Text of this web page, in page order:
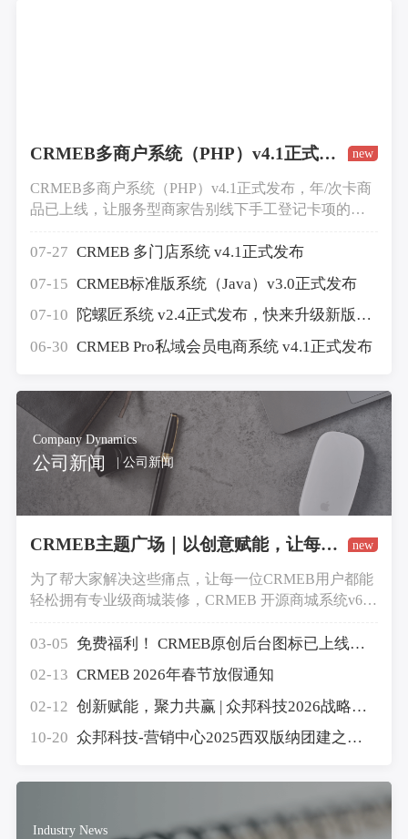
CRMEB多商户系统（PHP）v4.1正式发布 new
CRMEB多商户系统（PHP）v4.1正式发布，年/次卡商
品已上线，让服务型商家告别线下手工登记卡项的繁
级，欢迎前往CRMEB官网下载更新包，升级新版本！
07-27 CRMEB 多门店系统 v4.1正式发布
07-15 CRMEB标准版系统（Java）v3.0正式发布
07-10
陀螺匠系统 v2.4正式发布，快来升级新版本~
06-30 CRMEB Pro私域会员电商系统 v4.1正式发布
Company Dynamics
公司新闻 | 公司新闻
CRMEB主题广场｜以创意赋能，让每一位用户都能轻松拥有精美商城 new
为了帮大家解决这些痛点，让每一位CRMEB用户都能
轻松拥有专业级商城装修，CRMEB 开源商城系统v6版
（https://www.crmeb.com/theme），用最简单的方式，
03-05
免费福利！ CRMEB原创后台图标已上线，下载即可使用！
02-13 CRMEB 2026年春节放假通知
02-12
创新赋能，聚力共赢 | 众邦科技2026战略年会圆满落幕
10-20
众邦科技-营销中心2025西双版纳团建之旅圆满收官
Industry News